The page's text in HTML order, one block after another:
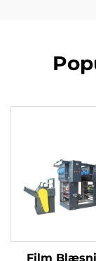
Film